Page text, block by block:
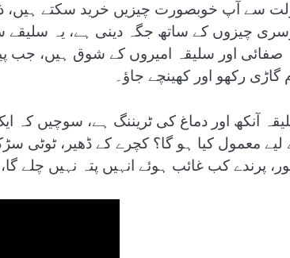
سے آپ خوبصورت چیزیں خرید سکتے ہیں،
چیزوں کے ساتھ جگہ دینی ہے، یہ
صفائی اور سلیقہ امیروں کے شوق ہیں، جب
گاڑی رکھو اور کھینچے جاؤ۔
آنکھ اور دماغ کی ٹریننگ ہے، سوچیں کہ
لیے معمول کیا ہو گا؟ کچرے کے ڈھیر، ٹوٹی
پرندے کب غائب ہوئے انہیں پتہ نہیں چلے